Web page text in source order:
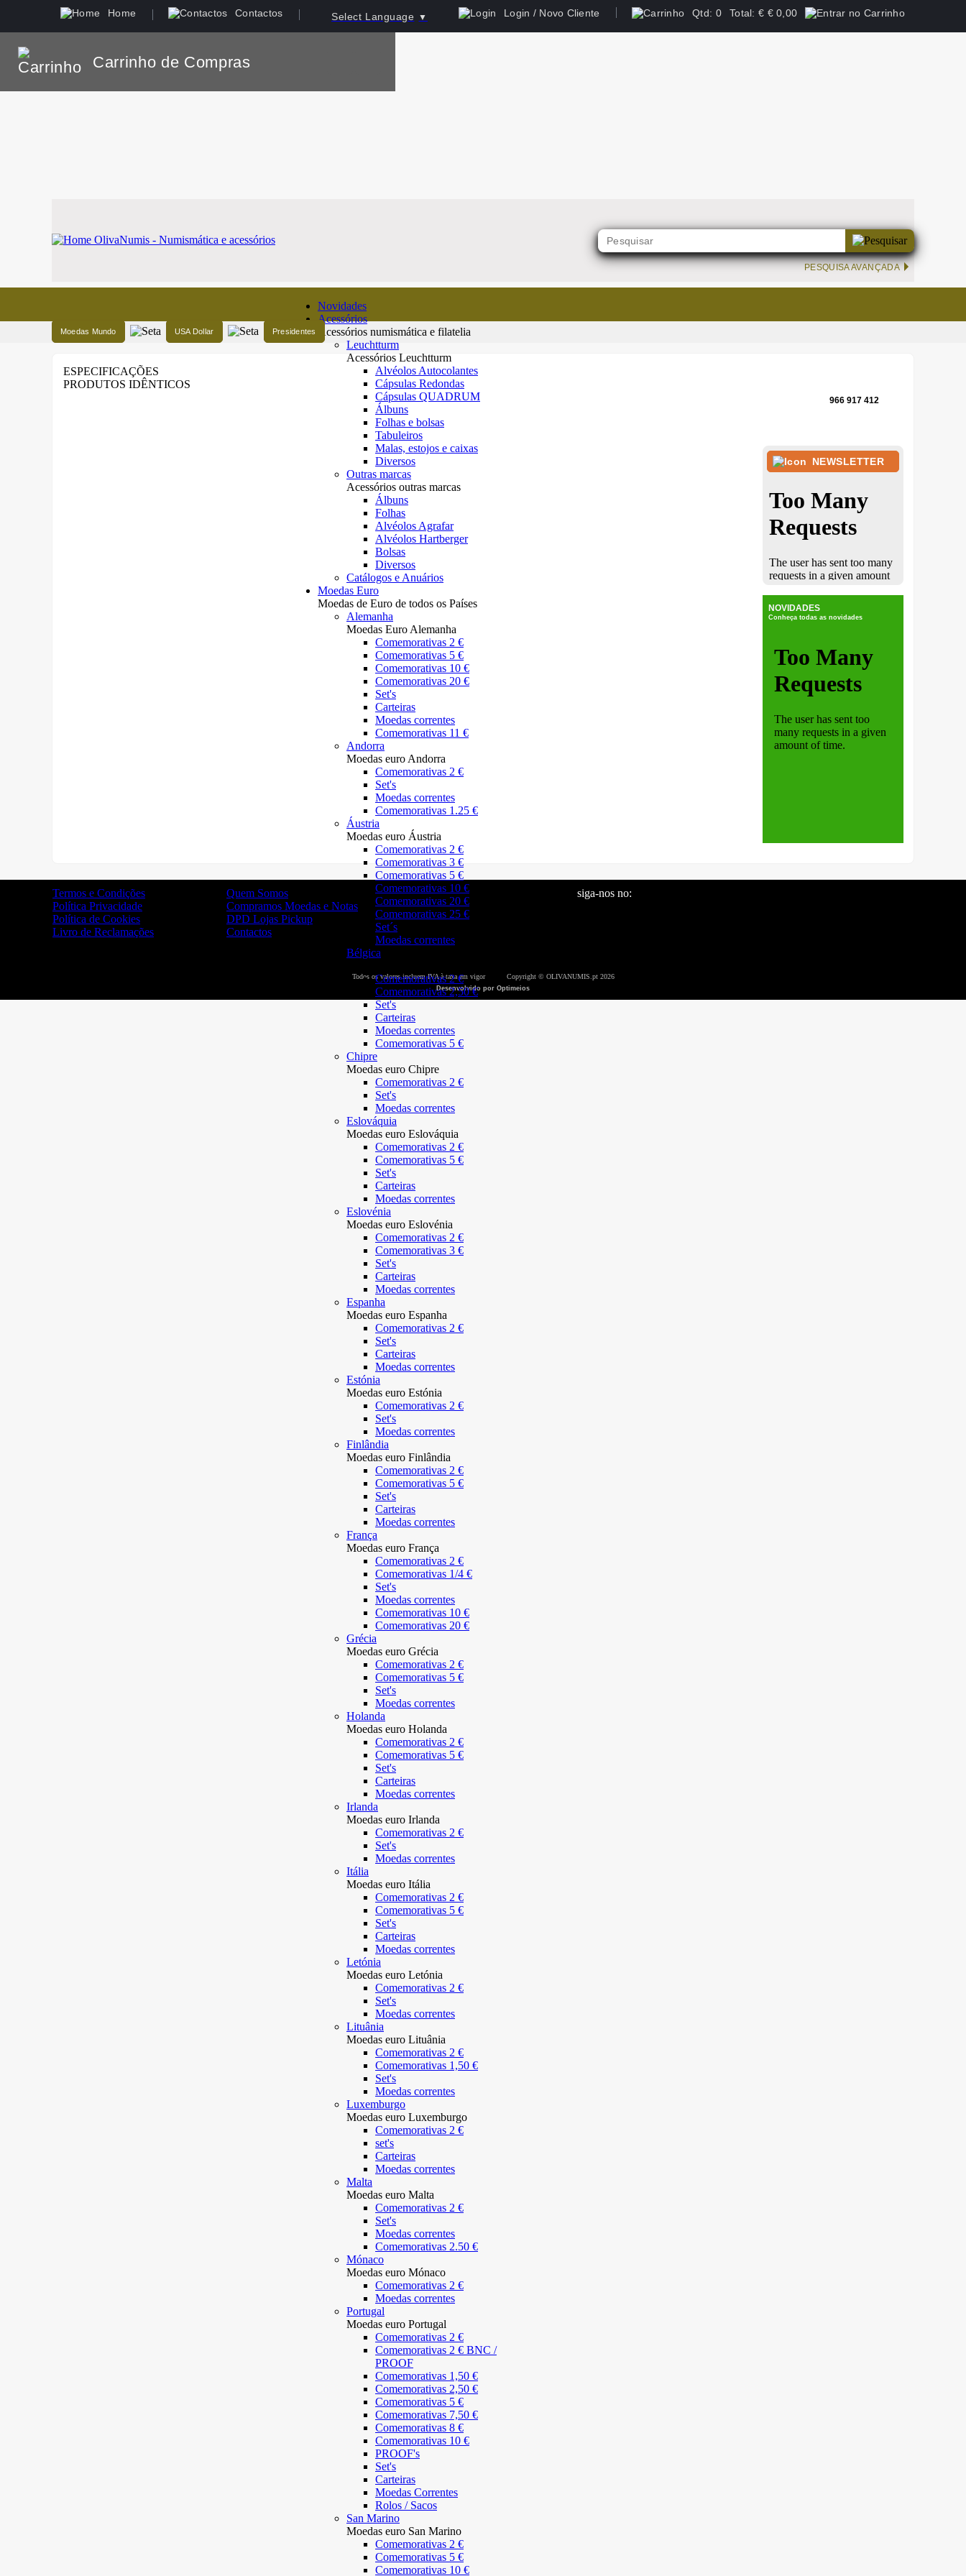
Home Contactos Select Language ▼ Login / Novo Cliente Qtd: 0 Total: € € 0,00
Carrinho de Compras
PESQUISA AVANÇADA
Novidades
Acessórios
Acessórios numismática e filatelia
Leuchtturm
Acessórios Leuchtturm
Alvéolos Autocolantes
Cápsulas Redondas
Cápsulas QUADRUM
Álbuns
Folhas e bolsas
Tabuleiros
Malas, estojos e caixas
Diversos
Outras marcas
Acessórios outras marcas
Álbuns
Folhas
Alvéolos Agrafar
Alvéolos Hartberger
Bolsas
Diversos
Catálogos e Anuários
Moedas Euro
Moedas de Euro de todos os Países
Alemanha
Moedas Euro Alemanha
Comemorativas 2 €
Comemorativas 5 €
Comemorativas 10 €
Comemorativas 20 €
Set's
Carteiras
Moedas correntes
Comemorativas 11 €
Andorra
Moedas euro Andorra
Comemorativas 2 €
Set's
Moedas correntes
Comemorativas 1.25 €
Áustria
Moedas euro Áustria
Comemorativas 2 €
Comemorativas 3 €
Comemorativas 5 €
Comemorativas 10 €
Comemorativas 20 €
Comemorativas 25 €
Set´s
Moedas correntes
Bélgica
Comemorativas 2 €
Comemorativas 2,50 €
Set's
Carteiras
Moedas correntes
Comemorativas 5 €
Chipre
Moedas euro Chipre
Comemorativas 2 €
Set's
Moedas correntes
Eslováquia
Moedas euro Eslováquia
Comemorativas 2 €
Comemorativas 5 €
Set's
Carteiras
Moedas correntes
Eslovénia
Moedas euro Eslovénia
Comemorativas 2 €
Comemorativas 3 €
Set's
Carteiras
Moedas correntes
Espanha
Moedas euro Espanha
Comemorativas 2 €
Set's
Carteiras
Moedas correntes
Estónia
Moedas euro Estónia
Comemorativas 2 €
Set's
Moedas correntes
Finlândia
Moedas euro Finlândia
Comemorativas 2 €
Comemorativas 5 €
Set's
Carteiras
Moedas correntes
França
Moedas euro França
Comemorativas 2 €
Comemorativas 1/4 €
Set's
Moedas correntes
Comemorativas 10 €
Comemorativas 20 €
Grécia
Moedas euro Grécia
Comemorativas 2 €
Comemorativas 5 €
Set's
Moedas correntes
Holanda
Moedas euro Holanda
Comemorativas 2 €
Comemorativas 5 €
Set's
Carteiras
Moedas correntes
Irlanda
Moedas euro Irlanda
Comemorativas 2 €
Set's
Moedas correntes
Itália
Moedas euro Itália
Comemorativas 2 €
Comemorativas 5 €
Set's
Carteiras
Moedas correntes
Letónia
Moedas euro Letónia
Comemorativas 2 €
Set's
Moedas correntes
Lituânia
Moedas euro Lituânia
Comemorativas 2 €
Comemorativas 1,50 €
Set's
Moedas correntes
Luxemburgo
Moedas euro Luxemburgo
Comemorativas 2 €
set's
Carteiras
Moedas correntes
Malta
Moedas euro Malta
Comemorativas 2 €
Set's
Moedas correntes
Comemorativas 2.50 €
Mónaco
Moedas euro Mónaco
Comemorativas 2 €
Moedas correntes
Portugal
Moedas euro Portugal
Comemorativas 2 €
Comemorativas 2 € BNC /
PROOF
Comemorativas 1,50 €
Comemorativas 2,50 €
Comemorativas 5 €
Comemorativas 7,50 €
Comemorativas 8 €
Comemorativas 10 €
PROOF's
Set's
Carteiras
Moedas Correntes
Rolos / Sacos
San Marino
Moedas euro San Marino
Comemorativas 2 €
Comemorativas 5 €
Comemorativas 10 €
Moedas Mundo USA Dollar Presidentes
ESPECIFICAÇÕES
PRODUTOS IDÊNTICOS
966 917 412
NEWSLETTER
NOVIDADES
Conheça todas as novidades
Termos e Condições
Política Privacidade
Política de Cookies
Livro de Reclamações
Quem Somos
Compramos Moedas e Notas
DPD Lojas Pickup
Contactos
siga-nos no:
Todos os valores incluem IVA à taxa em vigor Copyright © OLIVANUMIS.pt 2026
Desenvolvido por Optimeios